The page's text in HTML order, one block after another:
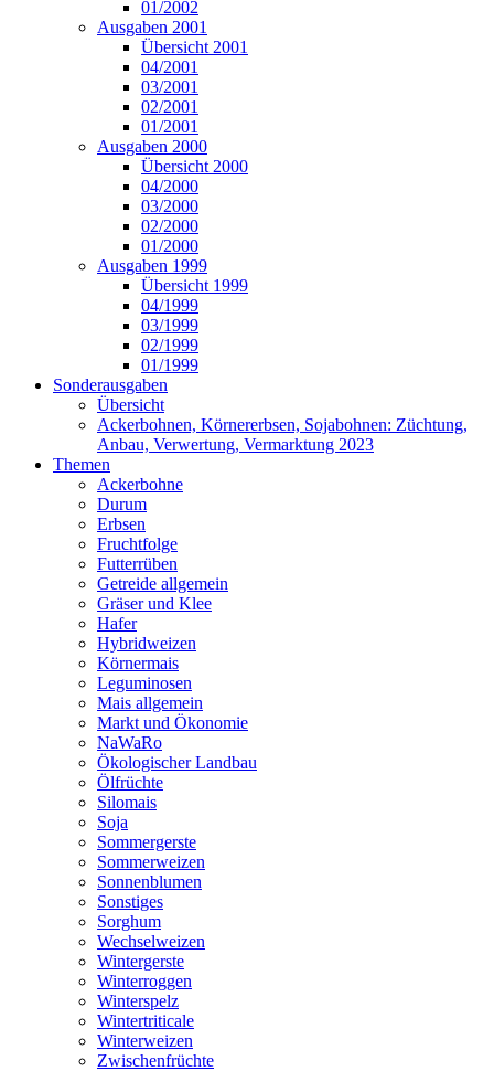
01/2002
Ausgaben 2001
Übersicht 2001
04/2001
03/2001
02/2001
01/2001
Ausgaben 2000
Übersicht 2000
04/2000
03/2000
02/2000
01/2000
Ausgaben 1999
Übersicht 1999
04/1999
03/1999
02/1999
01/1999
Sonderausgaben
Übersicht
Ackerbohnen, Körnererbsen, Sojabohnen: Züchtung,
Anbau, Verwertung, Vermarktung 2023
Themen
Ackerbohne
Durum
Erbsen
Fruchtfolge
Futterrüben
Getreide allgemein
Gräser und Klee
Hafer
Hybridweizen
Körnermais
Leguminosen
Mais allgemein
Markt und Ökonomie
NaWaRo
Ökologischer Landbau
Ölfrüchte
Silomais
Soja
Sommergerste
Sommerweizen
Sonnenblumen
Sonstiges
Sorghum
Wechselweizen
Wintergerste
Winterroggen
Winterspelz
Wintertriticale
Winterweizen
Zwischenfrüchte